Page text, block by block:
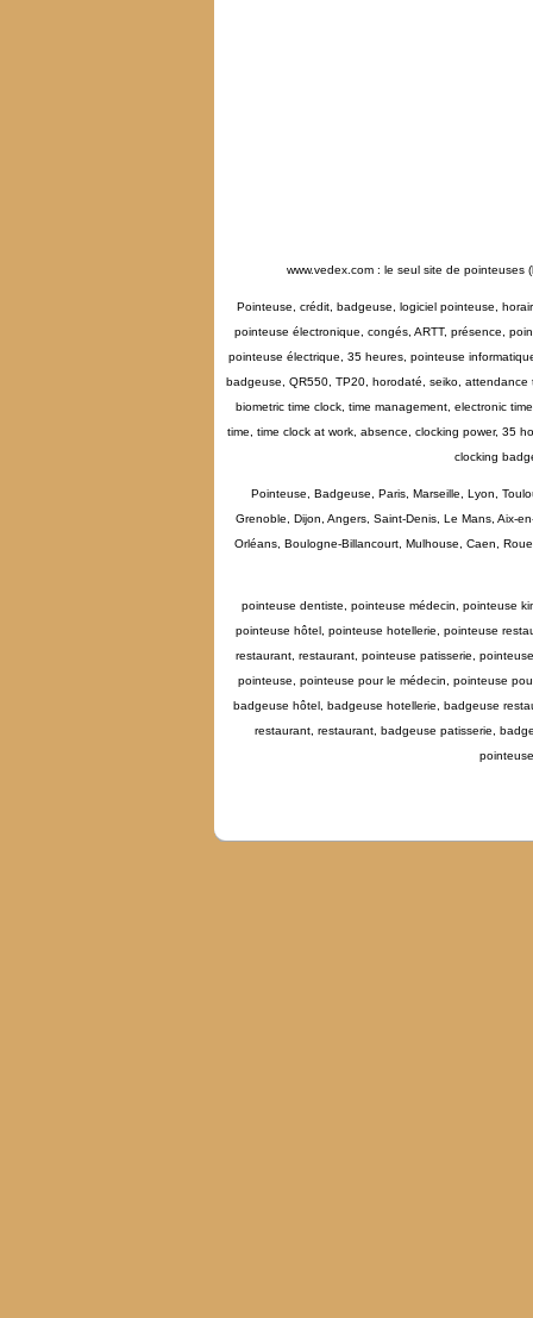
www.vedex.com : le seul site de pointeuses
Pointeuse, crédit, badgeuse, logiciel pointeuse,
pointeuse électronique, congés, ARTT, présence,
pointeuse électrique, 35 heures, pointeuse
badgeuse, QR550, TP20, horodaté, seiko, attendance
biometric time clock, time management, electronic
time, time clock at work, absence, clocking power, 35
clocking
Pointeuse, Badgeuse, Paris, Marseille, Lyon,
Grenoble, Dijon, Angers, Saint-Denis, Le Mans, Aix-
Orléans, Boulogne-Billancourt, Mulhouse, Caen,
pointeuse dentiste, pointeuse médecin, pointeuse
pointeuse hôtel, pointeuse hotellerie, pointeuse
restaurant, restaurant, pointeuse patisserie,
pointeuse, pointeuse pour le médecin, pointeuse
badgeuse hôtel, badgeuse hotellerie, badgeuse
restaurant, restaurant, badgeuse patisserie,